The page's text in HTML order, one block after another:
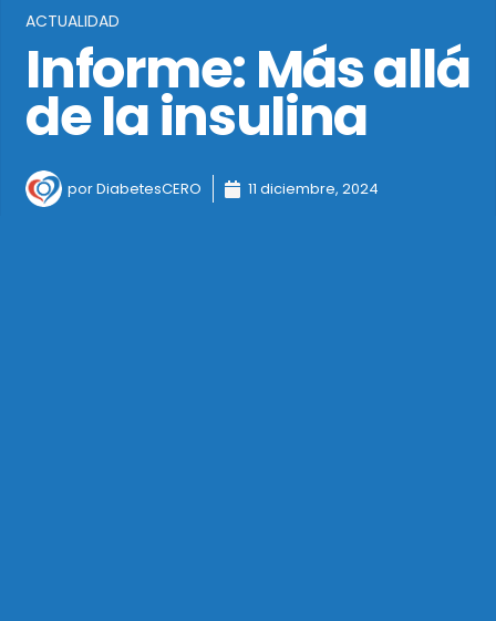
ACTUALIDAD
Informe: Más allá
de la insulina
porDiabetesCERO 11 diciembre, 2024